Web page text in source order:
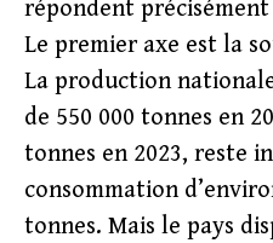
répondent
Le premier axe est la
La production
de 550 000 tonnes en
tonnes en 2023, reste
consommation
tonnes. Mais le pays